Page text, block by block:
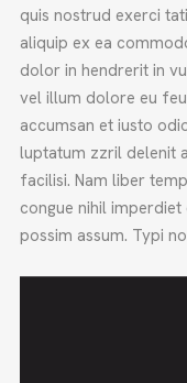
quis nostrud exerci
aliquip ex ea
dolor in hendrerit in
vel illum dolore eu
accumsan et iusto
luptatum zzril delenit
facilisi. Nam liber
congue nihil
possim assum. Typi